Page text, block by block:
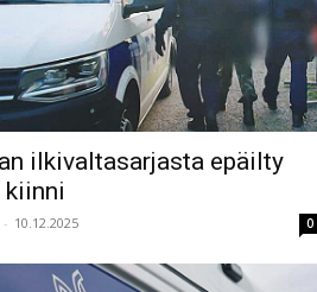
ilkivaltasarjasta epäilty
- 10.12.2025 0